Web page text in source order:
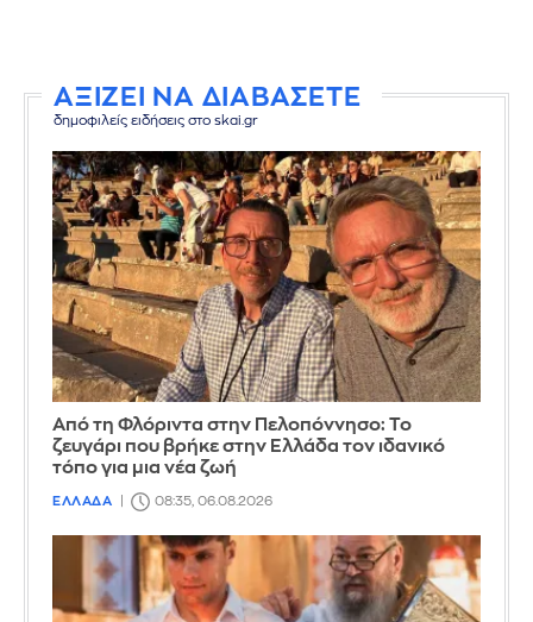
ΑΞΙΖΕΙ ΝΑ ΔΙΑΒΑΣΕΤΕ
δημοφιλείς ειδήσεις στο skai.gr
Από τη Φλόριντα στην Πελοπόννησο: Το
ζευγάρι που βρήκε στην Ελλάδα τον ιδανικό
τόπο για μια νέα ζωή
ΕΛΛΑΔΑ 08:35, 06.08.2026